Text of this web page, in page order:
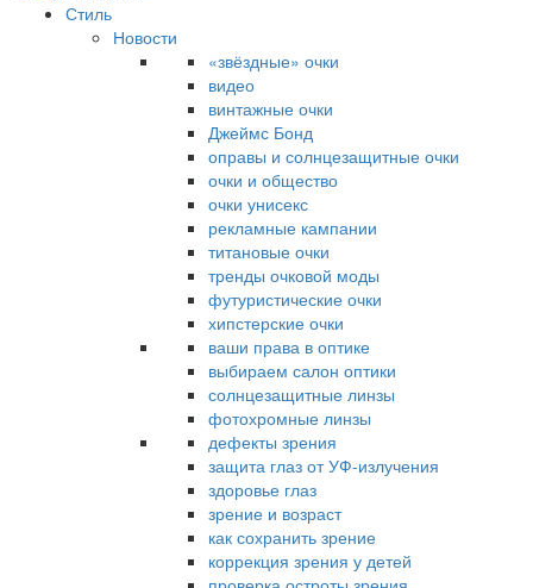
Стиль
Новости
«звёздные» очки
видео
винтажные очки
Джеймс Бонд
оправы и солнцезащитные очки
очки и общество
очки унисекс
рекламные кампании
титановые очки
тренды очковой моды
футуристические очки
хипстерские очки
ваши права в оптике
выбираем салон оптики
солнцезащитные линзы
фотохромные линзы
дефекты зрения
защита глаз от УФ-излучения
здоровье глаз
зрение и возраст
как сохранить зрение
коррекция зрения у детей